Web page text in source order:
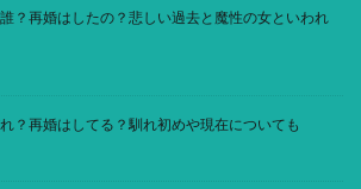
？再婚はしたの？悲しい過去と魔性の女といわれ
？再婚はしてる？馴れ初めや現在についても